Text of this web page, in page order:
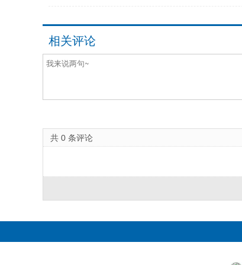
相关评论
共 0 条评论